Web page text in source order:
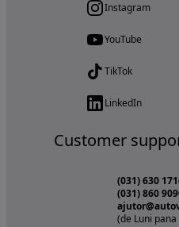
Instagram
YouTube
TikTok
LinkedIn
Customer
(031) 630
(031) 860
(de Luni